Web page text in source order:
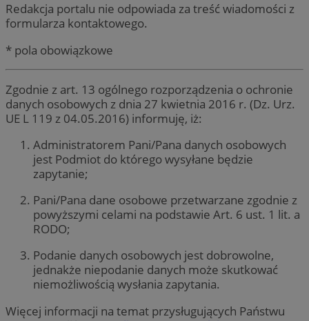
Redakcja portalu nie odpowiada za treść wiadomości z
formularza kontaktowego.
* pola obowiązkowe
Zgodnie z art. 13 ogólnego rozporządzenia o ochronie
danych osobowych z dnia 27 kwietnia 2016 r. (Dz. Urz.
UE L 119 z 04.05.2016) informuję, iż:
Administratorem Pani/Pana danych osobowych
jest Podmiot do którego wysyłane będzie
zapytanie;
Pani/Pana dane osobowe przetwarzane zgodnie z
powyższymi celami na podstawie Art. 6 ust. 1 lit. a
RODO;
Podanie danych osobowych jest dobrowolne,
jednakże niepodanie danych może skutkować
niemożliwością wysłania zapytania.
Więcej informacji na temat przysługujących Państwu